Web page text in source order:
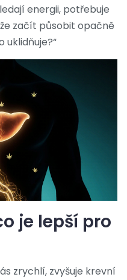
energii, potřebuje
začít působit opačně
uklidňuje?“
je lepší pro
zrychlí, zvyšuje krevní